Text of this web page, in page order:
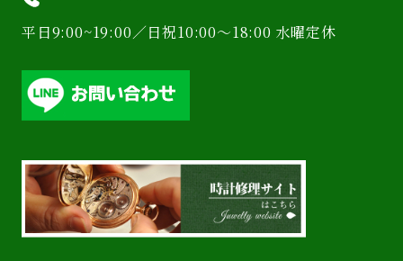
平日9:00~19:00／日祝10:00〜18:00 水曜定休